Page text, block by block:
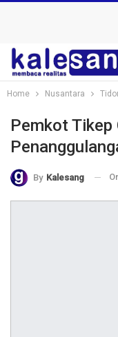
Home Nusantara
Pemkot Tikep
By Kalesang